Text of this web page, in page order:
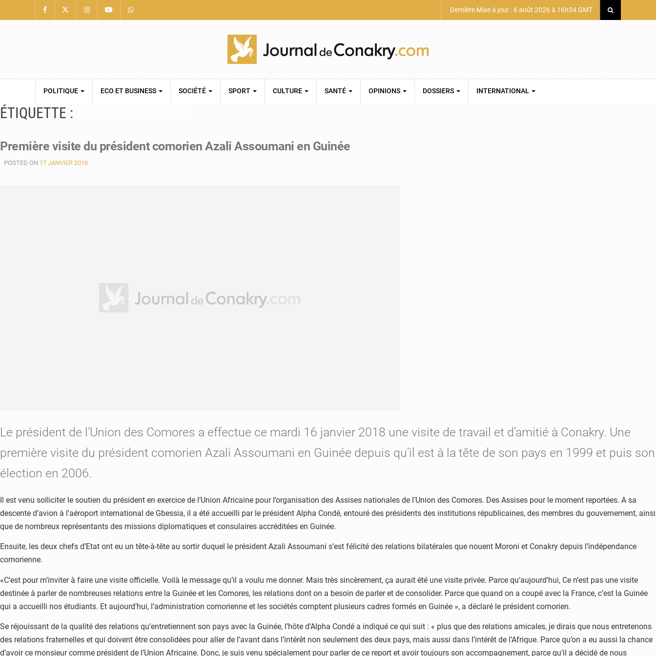
Dernière Mise à jour : 6 août 2026 à 16h34 GMT
POLITIQUE ECO ET BUSINESS SOCIÉTÉ SPORT CULTURE SANTÉ OPINIONS DOSSIERS INTERNATIONAL
ÉTIQUETTE :
Première visite du président comorien Azali Assoumani en Guinée
POSTED ON 17 JANVIER 2018
Le président de l’Union des Comores a effectue ce mardi 16 janvier 2018 une visite de travail et d’amitié à Conakry. Une
première visite du président comorien Azali Assoumani en Guinée depuis qu’il est à la tête de son pays en 1999 et puis son
élection en 2006.
Il est venu solliciter le soutien du président en exercice de l’Union Africaine pour l’organisation des Assises nationales de l’Union des Comores. Des Assises pour le moment reportées. A sa
descente d’avion à l’aéroport international de Gbessia, il a été accueilli par le président Alpha Condé, entouré des présidents des institutions républicaines, des membres du gouvernement, ainsi
que de nombreux représentants des missions diplomatiques et consulaires accréditées en Guinée.
Ensuite, les deux chefs d’Etat ont eu un tête-à-tête au sortir duquel le président Azali Assoumani s’est félicité des relations bilatérales que nouent Moroni et Conakry depuis l’indépendance
comorienne.
«C’est pour m’inviter à faire une visite officielle. Voilà le message qu’il a voulu me donner. Mais très sincèrement, ça aurait été une visite privée. Parce qu’aujourd’hui, Ce n’est pas une visite
destinée à parler de nombreuses relations entre la Guinée et les Comores, les relations dont on a besoin de parler et de consolider. Parce que quand on a coupé avec la France, c’est la Guinée
qui a accueilli nos étudiants. Et aujourd’hui, l’administration comorienne et les sociétés comptent plusieurs cadres formés en Guinée », a déclaré le président comorien.
Se réjouissant de la qualité des relations qu’entretiennent son pays avec la Guinée, l’hôte d’Alpha Condé a indiqué ce qui suit : « plus que des relations amicales, je dirais que nous entretenons
des relations fraternelles et qui doivent être consolidées pour aller de l’avant dans l’intérêt non seulement des deux pays, mais aussi dans l’intérêt de l’Afrique. Parce qu’on a eu aussi la chance
d’avoir ce monsieur comme président de l’Union Africaine. Donc, je suis venu spécialement pour parler de ce report et avoir toujours son accompagnement, parce qu’il a décidé de nous